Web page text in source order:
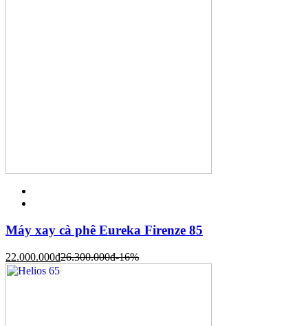
Máy xay cà phê Eureka Firenze 85
22.000.000đ26.300.000đ-16%